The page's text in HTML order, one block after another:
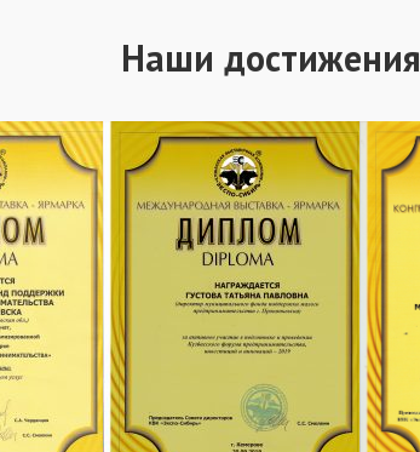
Наши достижения